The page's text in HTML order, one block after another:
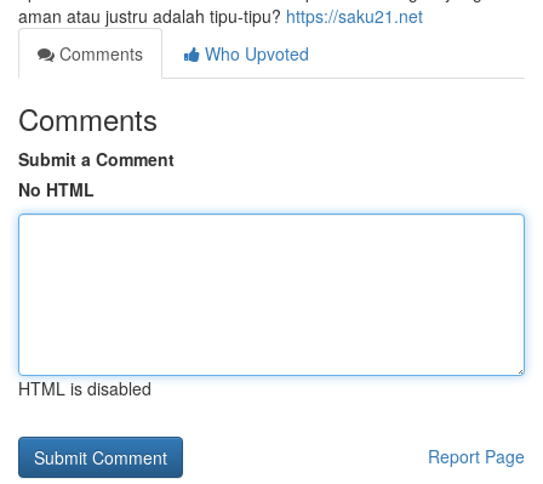
aman atau justru adalah tipu-tipu? https://saku21.net
Comments
Who Upvoted
Comments
Submit a Comment
No HTML
HTML is disabled
Report Page